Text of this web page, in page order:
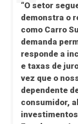
“O setor
demonstra o
como Carro
demanda
responde a
e taxas de
vez que o
dependente
consumidor,